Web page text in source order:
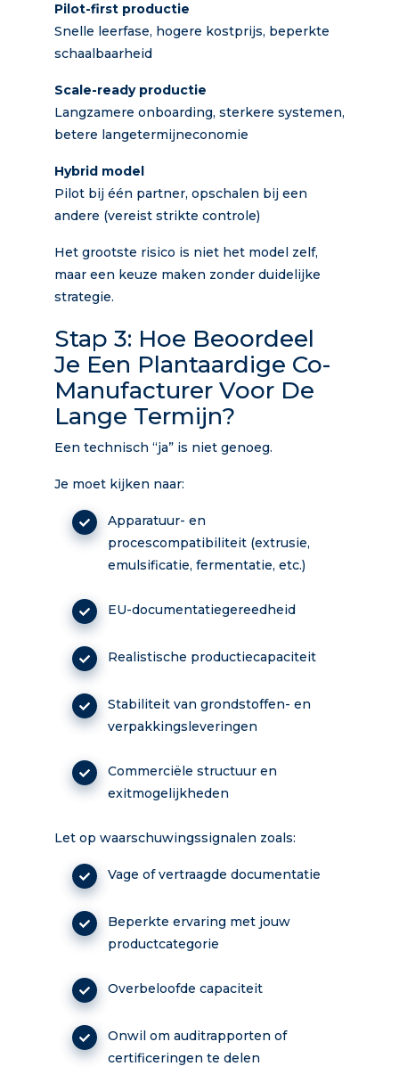
Pilot-first productie
Snelle leerfase, hogere kostprijs, beperkte
schaalbaarheid
Scale-ready productie
Langzamere onboarding, sterkere systemen,
betere langetermijneconomie
Hybrid model
Pilot bij één partner, opschalen bij een
andere (vereist strikte controle)
Het grootste risico is niet het model zelf,
maar een keuze maken zonder duidelijke
strategie.
Stap 3: Hoe Beoordeel
Je Een Plantaardige Co-
Manufacturer Voor De
Lange Termijn?
Een technisch “ja” is niet genoeg.
Je moet kijken naar:
Apparatuur- en
procescompatibiliteit (extrusie,
emulsificatie, fermentatie, etc.)
EU-documentatiegereedheid
Realistische productiecapaciteit
Stabiliteit van grondstoffen- en
verpakkingsleveringen
Commerciële structuur en
exitmogelijkheden
Let op waarschuwingssignalen zoals:
Vage of vertraagde documentatie
Beperkte ervaring met jouw
productcategorie
Overbeloofde capaciteit
Onwil om auditrapporten of
certificeringen te delen